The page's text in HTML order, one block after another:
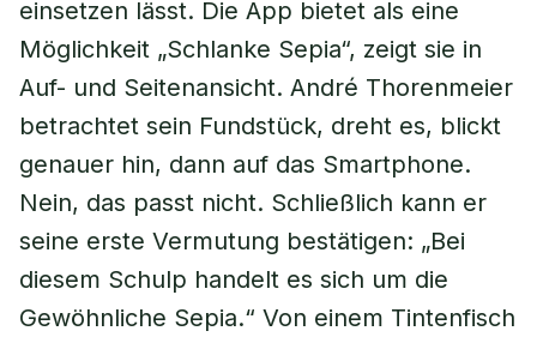
einsetzen lässt. Die App bietet als eine
Möglichkeit „Schlanke Sepia“, zeigt sie in
Auf- und Seitenansicht. André Thorenmeier
betrachtet sein Fundstück, dreht es, blickt
genauer hin, dann auf das Smartphone.
Nein, das passt nicht. Schließlich kann er
seine erste Vermutung bestätigen: „Bei
diesem Schulp handelt es sich um die
Gewöhnliche Sepia.“ Von einem Tintenfisch